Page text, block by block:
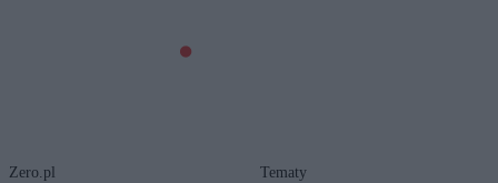
Zero.pl Tematy